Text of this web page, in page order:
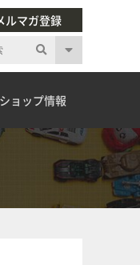
ルマガ登録
ショップ情報